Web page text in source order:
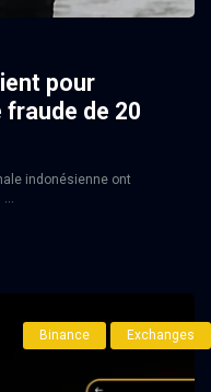
pour
de 20
indonésienne ont
Binance Exchanges